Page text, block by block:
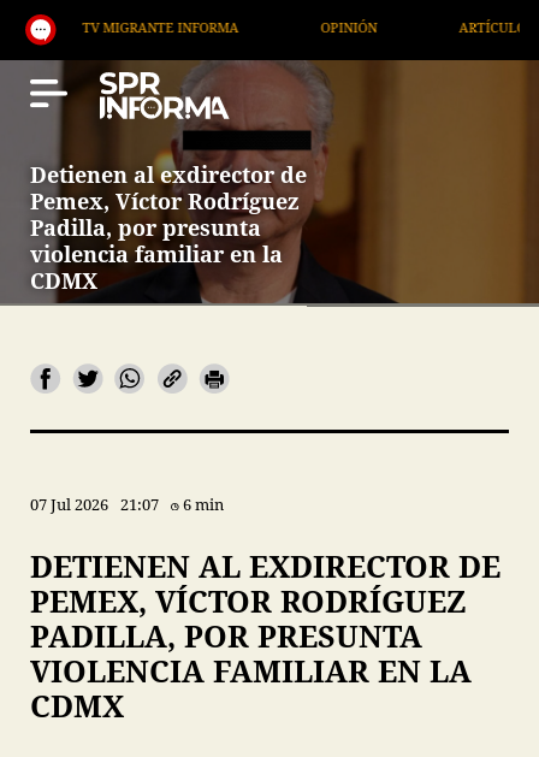
MIGRANTE INFORMA OPINIÓN ARTÍCULOS
Detienen al exdirector de
Pemex, Víctor Rodríguez
Padilla, por presunta
violencia familiar en la
CDMX
07 Jul 2026 21:07 6 min
DETIENEN AL EXDIRECTOR DE
PEMEX, VÍCTOR RODRÍGUEZ
PADILLA, POR PRESUNTA
VIOLENCIA FAMILIAR EN LA
CDMX